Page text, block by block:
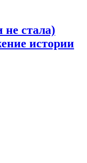
не стала)
истории